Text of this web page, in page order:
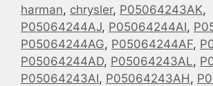
harman, chrysler, P05064243AK,
P05064244AJ, P05064244AI,
P05064244AG, P05064244AF,
P05064244AD, P05064243AL,
P05064243AI, P05064243AH ,